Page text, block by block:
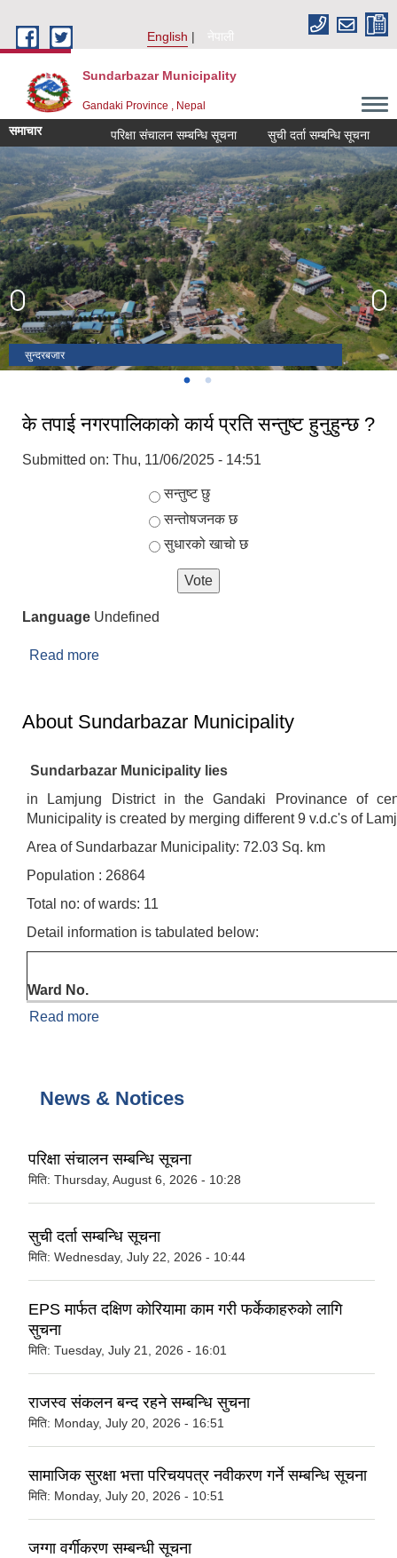
English
नेपाली
Sundarbazar Municipality
Gandaki Province , Nepal
समाचार परिक्षा संचालन सम्बन्धि सूचना सुची दर्ता सम्बन्धि सूचना
सुन्दरबजार
भोटेओडार
के तपाई नगरपालिकाको कार्य प्रति सन्तुष्ट हुनुहुन्छ ?
Submitted on: Thu, 11/06/2025 - 14:51
Choices
सन्तुष्ट छु
सन्तोषजनक छ
सुधारको खाचो छ
Language Undefined
Read more
About Sundarbazar Municipality
Sundarbazar Municipality lies
in Lamjung District in the Gandaki Provinance of
Municipality is created by merging different 9 v.d.c's of
Area of Sundarbazar Municipality: 72.03 Sq. km
Population : 26864
Total no: of wards: 11
Detail information is tabulated below:
Ward No.
Read more
News & Notices
परिक्षा संचालन सम्बन्धि सूचना
मिति: Thursday, August 6, 2026 - 10:28
सुची दर्ता सम्बन्धि सूचना
मिति: Wednesday, July 22, 2026 - 10:44
EPS मार्फत दक्षिण कोरियामा काम गरी फर्केकाहरुको लागि
सुचना
मिति: Tuesday, July 21, 2026 - 16:01
राजस्व संकलन बन्द रहने सम्बन्धि सुचना
मिति: Monday, July 20, 2026 - 16:51
सामाजिक सुरक्षा भत्ता परिचयपत्र नवीकरण गर्ने सम्बन्धि सूचना
मिति: Monday, July 20, 2026 - 10:51
जग्गा वर्गीकरण सम्बन्धी सूचना